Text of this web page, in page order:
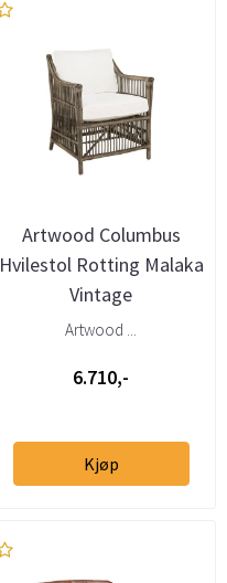
Artwood Columbus
Hvilestol Rotting Malaka
Vintage
Artwood ...
6.710,-
Kjøp